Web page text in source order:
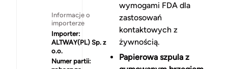
Informacje o
importerze
Importer:
ALTWAY(PL) Sp. z
o.o.
Numer partii:
wymogami FDA dla
zastosowań
kontaktowych z
żywnością.
Papierowa szpula z